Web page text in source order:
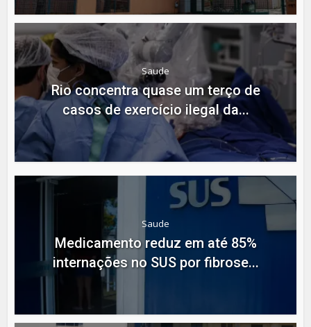
Saude
Rio concentra quase um terço de
casos de exercício ilegal da...
Saude
Medicamento reduz em até 85%
internações no SUS por fibrose...